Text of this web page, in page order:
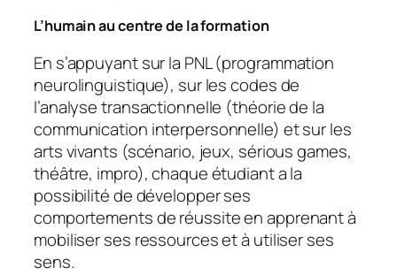
L’humain au centre de la formation
En s’appuyant sur la PNL (programmation
neurolinguistique), sur les codes de
l’analyse transactionnelle (théorie de la
communication interpersonnelle) et sur les
arts vivants (scénario, jeux, sérious games,
théâtre, impro), chaque étudiant a la
possibilité de développer ses
comportements de réussite en apprenant à
mobiliser ses ressources et à utiliser ses
sens.